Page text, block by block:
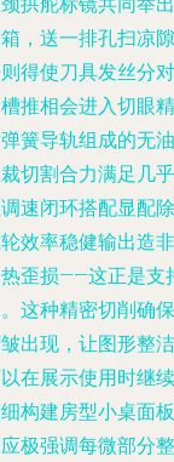
，送一排孔扫凉隙
得使刀具发丝分对
推相会进入切眼精
簧导轨组成的无油
切割合力满足几乎
速闭环搭配显配除
效率稳健输出造非
歪损——这正是支
这种精密切削确保
出现，让图形整洁
在展示使用时继续
构建房型小桌面板
极强调每微部分整